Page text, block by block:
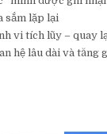
sắm lặp lại
vi tích lũy – quay
hệ lâu dài và tăng